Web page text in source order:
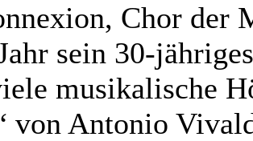
Chor
sein 30-
musikalische
von Antonio